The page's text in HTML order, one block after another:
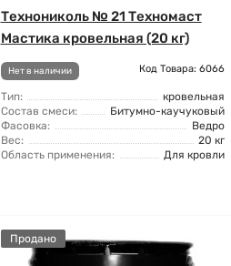
Технониколь № 21 Техномаст
Мастика кровельная (20 кг)
Нет в наличии Код Товара: 6066
Тип:
кровельная
Состав смеси:
Битумно-каучуковый
Фасовка:
Ведро
Вес:
20 кг
Область применения:
Для кровли
Продано